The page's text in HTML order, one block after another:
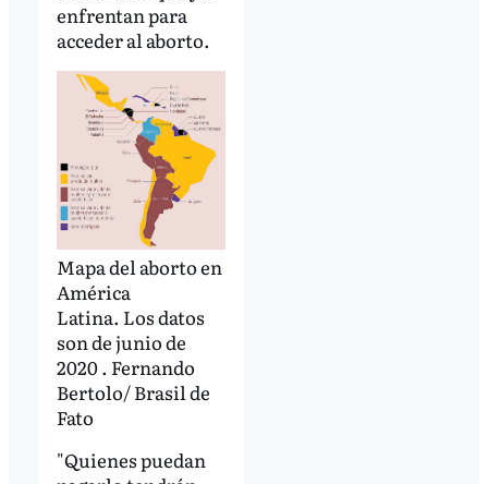
enfrentan para
acceder al aborto.
Mapa del aborto en
América
Latina. Los datos
son de junio de
2020. Fernando
Bertolo/ Brasil de
Fato
"Quienes puedan